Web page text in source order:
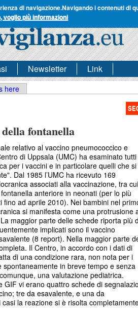
di navigazione.Navigando i contenuti di
voglio più informazioni
Newsletter Link
here
fontanella
relativo al vaccino pneumococcico e
di Uppsala (UMC) ha esaminato
per i vaccini e in particolare quelli che si
Dal 1985 l’UMC ha ricevuto 169
associati alla vaccinazione, tra
anteriore in neonati (per lo più
ad aprile 2010). Nei bambini nel
si manifesta come una protrusione
maggior parte delle schede riporta più
implicati sono il vaccino
(8 report). Nella maggior parte
Il Centro, in accordo con i dati di
di una condizione rara, non nota per i
in breve tempo e senza
una valutazione pediatrica.
GIF vi erano quattro schede di
tre da esavalente, e una da
la reazione si è risolta